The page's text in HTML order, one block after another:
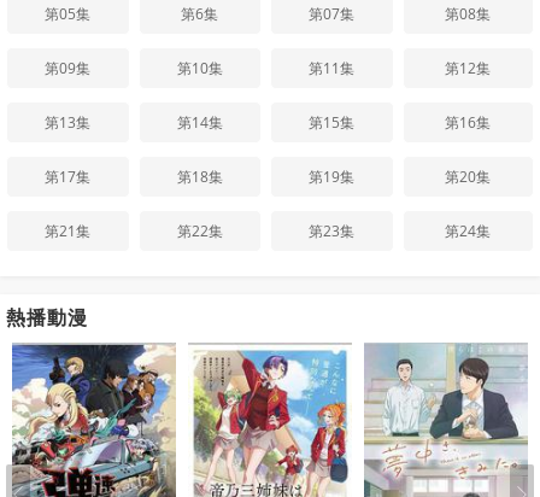
第05集 第6集 第07集 第08集
第09集 第10集 第11集 第12集
第13集 第14集 第15集 第16集
第17集 第18集 第19集 第20集
第21集 第22集 第23集 第24集
熱播動漫